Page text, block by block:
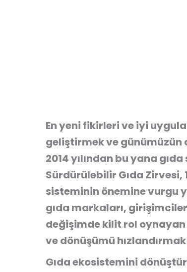
En yeni fikirleri ve iyi
geliştirmek ve günümüzün
2014 yılından bu yana
Sürdürülebilir Gıda Zirvesi,
sisteminin önemine vurgu
gıda markaları,
değişimde kilit rol
ve dönüşümü
Gıda ekosistemini